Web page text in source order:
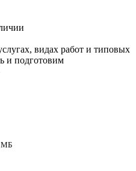
видах работ и типовых
и подготовим
МБ